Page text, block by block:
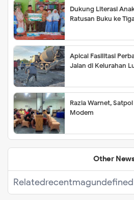
Dukung Literasi
Ratusan Buku ke
Apical Fasilitasi
Jalan di Kelurahan
Razia Warnet,
Modem
Other
Relatedrecentmagundefined